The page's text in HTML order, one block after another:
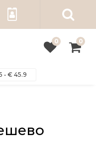
0 0
• € 45.9